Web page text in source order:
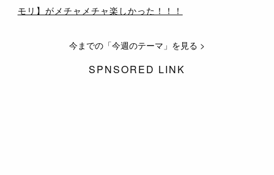
モリ】がメチャメチャ楽しかった！！！
今までの「今週のテーマ」を見る >
SPNSORED LINK